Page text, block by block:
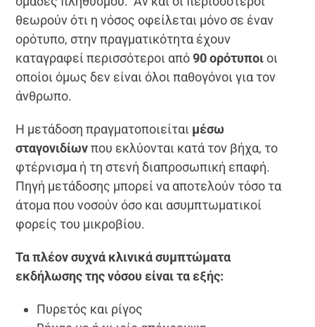
θεωρούν ότι η νόσος οφείλεται μόνο σε έναν
ορότυπο, στην πραγματικότητα έχουν
καταγραφεί περισσότεροι από90 ορότυποιοι
οποίοι όμως δεν είναι όλοι παθογόνοι για τον
άνθρωπο.
Η μετάδοση πραγματοποιείται μέσω
σταγονιδίωνπου εκλύονται κατά τον βήχα, το
φτέρνισμα ή τη στενή διαπροσωπική επαφή.
Πηγή μετάδοσης μπορεί να αποτελούν τόσο τα
άτομα που νοσούν όσο και ασυμπτωματικοί
φορείς του μικροβίου.
Τα πλέον συχνά κλινικά συμπτώματα
εκδήλωσης της νόσου είναι τα εξής:
Πυρετός και ρίγος